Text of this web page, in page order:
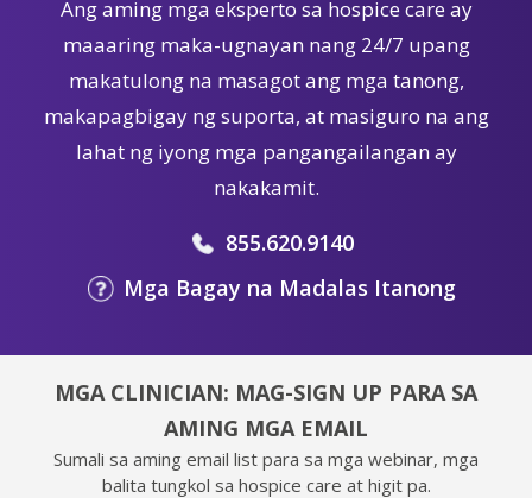
Ang aming mga eksperto sa hospice care ay
maaaring maka-ugnayan nang 24/7 upang
makatulong na masagot ang mga tanong,
makapagbigay ng suporta, at masiguro na ang
lahat ng iyong mga pangangailangan ay
nakakamit.
855.620.9140
Mga Bagay na Madalas Itanong
MGA CLINICIAN: MAG-SIGN UP PARA SA
AMING MGA EMAIL
Sumali sa aming email list para sa mga webinar, mga
balita tungkol sa hospice care at higit pa.